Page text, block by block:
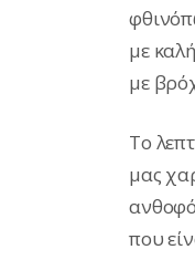
με
με
Το
μας
που